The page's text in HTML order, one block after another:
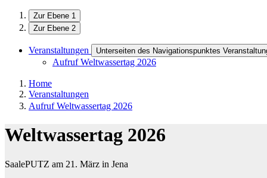
Zur Ebene 1
Zur Ebene 2
Veranstaltungen Unterseiten des Navigationspunktes
Aufruf Weltwassertag 2026
Home
Veranstaltungen
Aufruf Weltwassertag 2026
Weltwassertag 2026
SaalePUTZ am 21. März in Jena